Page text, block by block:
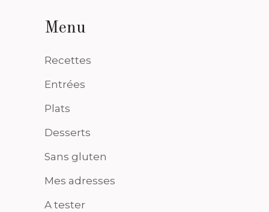
Menu
Recettes
Entrées
Plats
Desserts
Sans gluten
Mes adresses
A tester